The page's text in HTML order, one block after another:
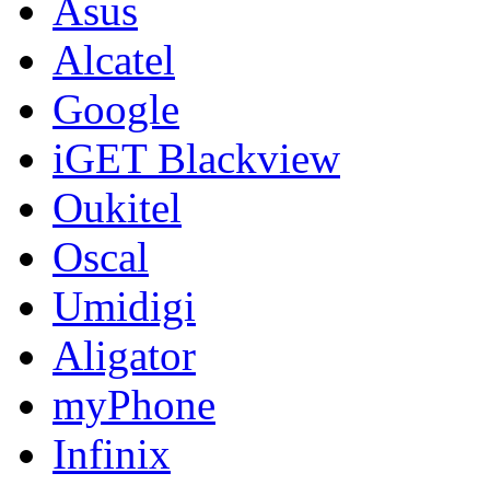
Asus
Alcatel
Google
iGET Blackview
Oukitel
Oscal
Umidigi
Aligator
myPhone
Infinix